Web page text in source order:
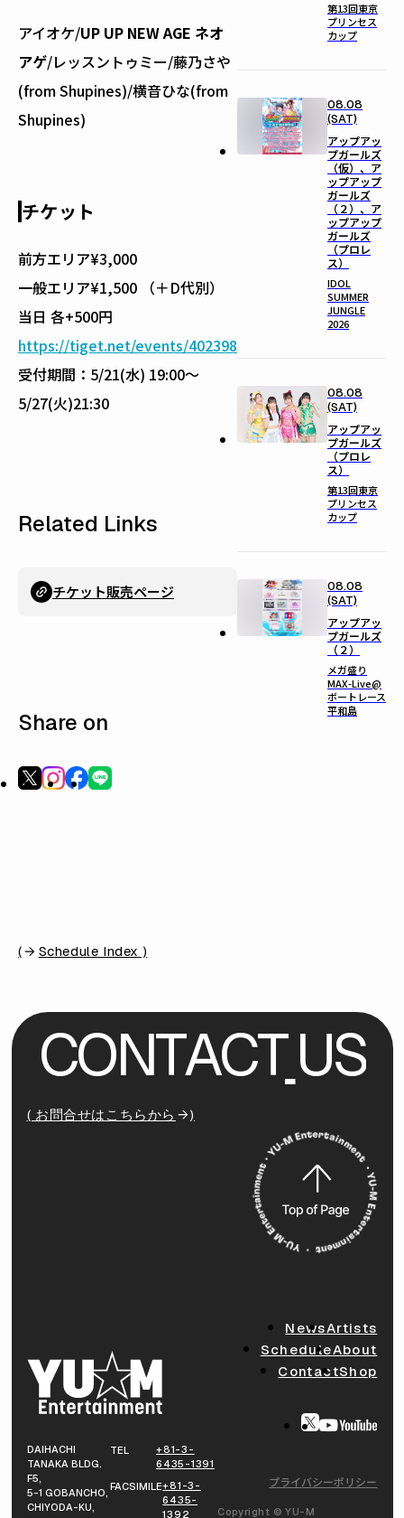
アイオケ/UP UP NEW AGE ネオ
アゲ/レッスントゥミー/藤乃さや
(from Shupines)/横音ひな(from
Shupines)
チケット
前方エリア¥3,000
一般エリア¥1,500 （＋D代別）
当日 各+500円
https://tiget.net/events/402398
受付期間：5/21(水) 19:00〜
5/27(火)21:30
Related Links
チケット販売ページ
Share on
第13回東京
プリンセス
カップ
08.08
(SAT)
アップアッ
プガールズ
（仮）、ア
ップアップ
ガールズ
（２）、ア
ップアップ
ガールズ
（プロレ
ス）
IDOL
SUMMER
JUNGLE
2026
08.08
(SAT)
アップアッ
プガールズ
（プロレ
ス）
第13回東京
プリンセス
カップ
08.08
(SAT)
アップアッ
プガールズ
（２）
メガ盛り
MAX-Live@
ボートレース
平和島
( Schedule Index )
CONTACT US
( お問合せはこちらから )
DAIHACHI
TANAKA BLDG.
F5,
5-1 GOBANCHO,
CHIYODA-KU,
TEL
+81-3-
6435-1391
FACSIMILE+81-3-
6435-
1392
NewsArtists
ScheduleAbout
ContactShop
プライバシーポリシー
Copyright © YU-M